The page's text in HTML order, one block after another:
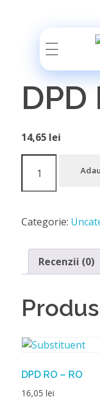
DPD
14,65 lei
Categorie:
Recenzii (0)
DPD RO – RO
16,05 lei